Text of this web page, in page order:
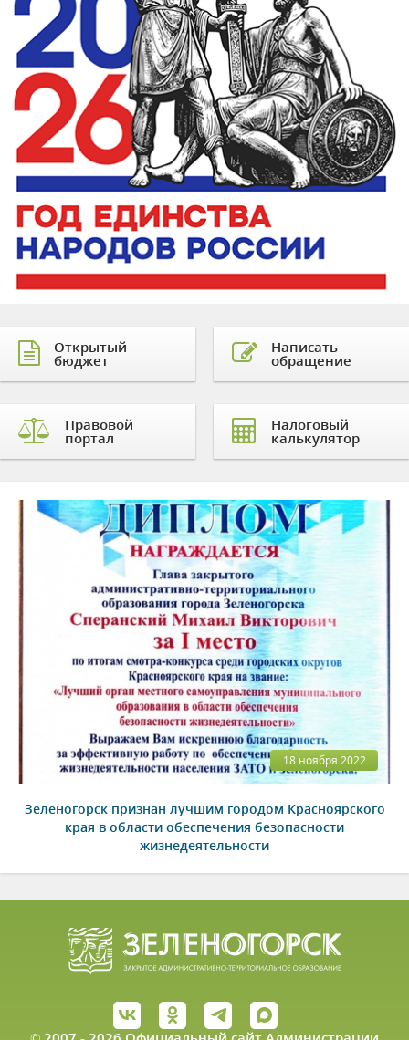
Открытый
бюджет
Правовой
портал
Написать
обращение
Налоговый
калькулятор
18 ноября 2022
Зеленогорск признан лучшим городом Красноярского
края в области обеспечения безопасности
жизнедеятельности